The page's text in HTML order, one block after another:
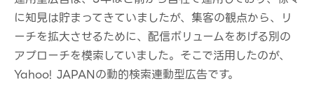
に知見は貯まってきていましたが、集客の観点から、リ
ーチを拡大させるために、配信ボリュームをあげる別の
アプローチを模索していました。そこで活用したのが、
Yahoo! JAPANの動的検索連動型広告です。